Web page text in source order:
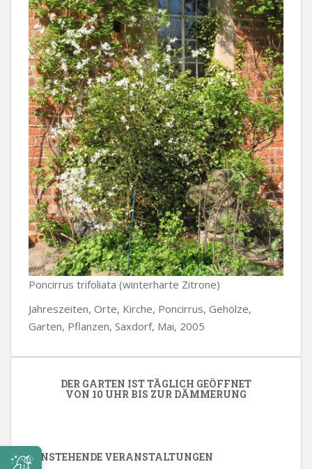
Poncirrus trifoliata (winterharte Zitrone)
Jahreszeiten, Orte, Kirche, Poncirrus, Gehölze,
Garten, Pflanzen, Saxdorf, Mai, 2005
DER GARTEN IST TÄGLICH GEÖFFNET
VON 10 UHR BIS ZUR DÄMMERUNG
ANSTEHENDE VERANSTALTUNGEN